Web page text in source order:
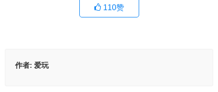
110赞
作者: 爱玩